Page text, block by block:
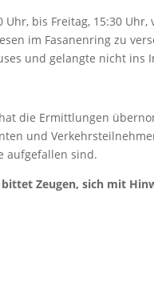
Uhr, bis Freitag, 15:30
im Fasanenring zu
und gelangte nicht ins
die Ermittlungen
und
aufgefallen sind.
Zeugen, sich mit